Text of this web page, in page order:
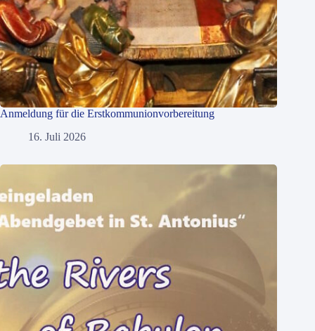
Anmeldung für die Erstkommunionvorbereitung
16. Juli 2026